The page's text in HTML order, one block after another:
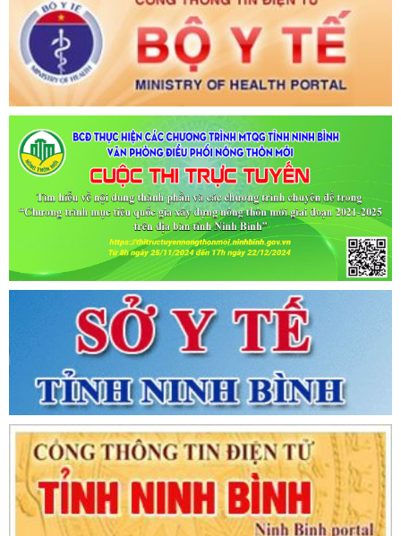
Tên:
(CẬP NHẬT DANH SÁCH CÁC ĐỊA ĐIỂM NGUY CƠ CẦN
KHAI BÁO Y TẾ THEO THÔNG BÁO KHẨN CỦA BỘ Y TẾ)
Ngày ban hành: (06/07/2021) -Ngày hiệu lực: (06/07/2021)
Tên:(CẬP NHẬT DANH SÁCH CÁC ĐỊA ĐIỂM NGUY CƠ CẦN
KHAI BÁO Y TẾ THEO THÔNG BÁO KHẨN CỦA BỘ Y TẾ)
Ngày ban hành: (02/07/2021) -Ngày hiệu lực: (02/07/2021)